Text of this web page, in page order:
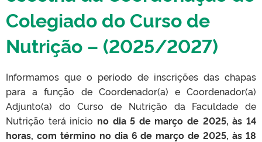
Colegiado do Curso de
Nutrição – (2025/2027)
Informamos que o período de inscrições das chapas
para a função de Coordenador(a) e Coordenador(a)
Adjunto(a) do Curso de Nutrição da Faculdade de
Nutrição terá início no dia 5 de março de 2025, às 14
horas, com término no dia 6 de março de 2025, às 18